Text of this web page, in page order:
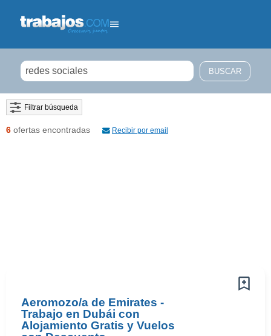
Filtrar búsqueda
6 ofertas encontradas Recibir por email
Aeromozo/a de Emirates -
Trabajo en Dubái con
Alojamiento Gratis y Vuelos